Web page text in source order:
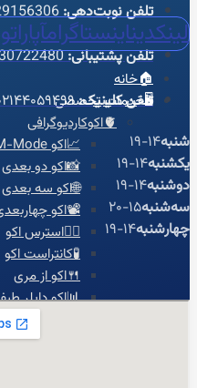
لینکدیناینستاگرامآپارات
🏠خانه
🖥️خدمات تخصصی
🫀اکوکاردیوگرافی
📈اکو M-Mode
📸اکو دو بعدی
🌐اکو سه بعدی
📽️اکو
🏃‍♀️استرس اکو
🧪کانتراست اکو
🍴اکو از مری
📊اکو داپلر
💗اکو داپلر
تلفن نوبت‌دهی:09029156306
تلفن پشتیبانی:09030722480
تلفن کلینیک:
شنبه14-19
یکشنبه14-19
دوشنبه14-19
سه‌شنبه15-20
چهارشنبه14-19